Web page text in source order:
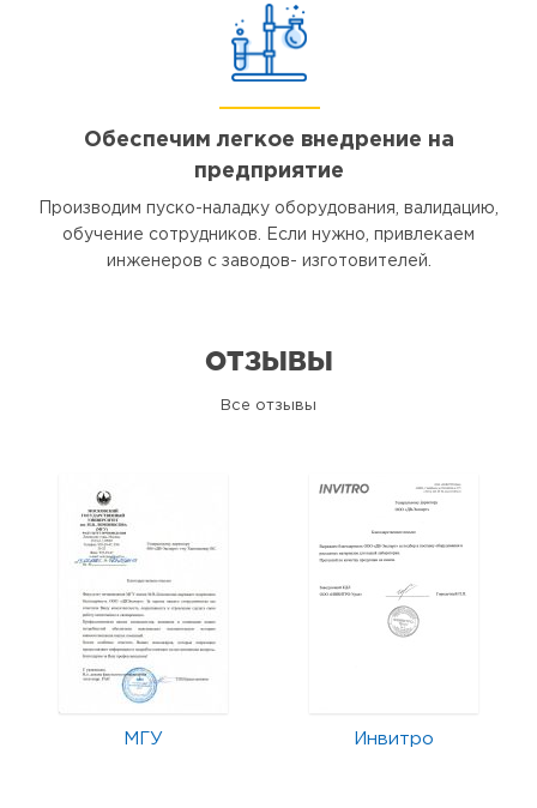
Обеспечим легкое внедрение на
предприятие
Производим пуско-наладку оборудования, валидацию,
обучение сотрудников. Если нужно, привлекаем
инженеров с заводов- изготовителей.
ОТЗЫВЫ
Все отзывы
МГУ Инвитро